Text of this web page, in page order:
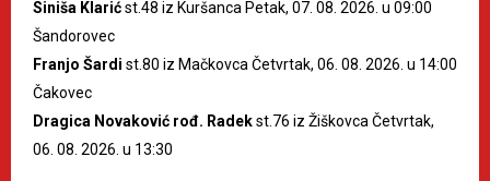
Siniša Klarićst.48 iz Kuršanca Petak, 07. 08. 2026. u 09:00
Šandorovec
Franjo Šardi st.80 iz Mačkovca Četvrtak, 06. 08. 2026. u 14:00
Čakovec
Dragica Novaković rođ. Radekst.76 iz Žiškovca Četvrtak,
06. 08. 2026. u 13:30